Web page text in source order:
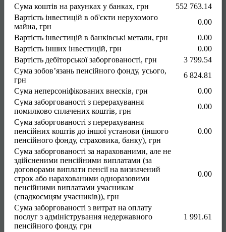
Сума коштів на рахунках у банках, грн
552 763.14
Вартість інвестицій в об'єкти нерухомого
майна, грн
0.00
Вартість інвестицій в банківські метали, грн
0.00
Вартість інших інвестицій, грн
0.00
Вартість дебіторської заборгованості, грн
3 799.54
Сума зобов’язань пенсійного фонду, усього,
грн
6 824.81
Сума неперсоніфікованих внесків, грн
0.00
Сума заборгованості з перерахування
помилково сплачених коштів, грн
0.00
Сума заборгованості з перерахування
пенсійних коштів до іншої установи (іншого
пенсійного фонду, страховика, банку), грн
0.00
Сума заборгованості за нарахованими, але не
здійсненими пенсійними виплатами (за
договорами виплати пенсії на визначений
строк або нарахованими одноразовими
пенсійними виплатами учасникам
(спадкоємцям учасників)), грн
0.00
Сума заборгованості з витрат на оплату
послуг з адміністрування недержавного
пенсійного фонду, грн
1 991.61